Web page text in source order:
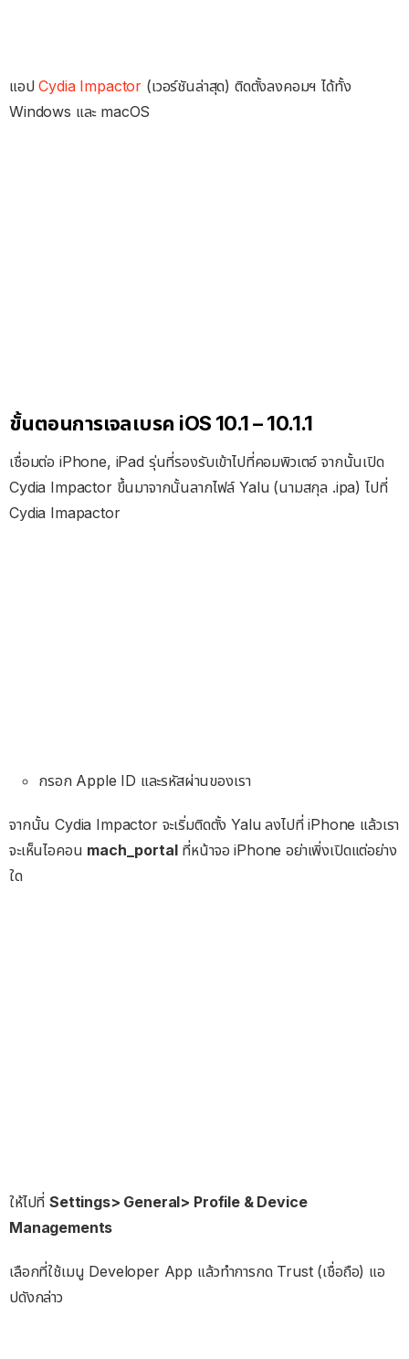
แอปCydia Impactor (เวอร์ชันล่าสุด) ติดตั้งลงคอมฯ ได้ทั้ง
Windows และ macOS
ขั้นตอนการเจลเบรค iOS 10.1 – 10.1.1
เชื่อมต่อ iPhone, iPad รุ่นที่รองรับเข้าไปที่คอมพิวเตอ์ จากนั้นเปิด
Cydia Impactor ขึ้นมาจากนั้นลากไฟล์ Yalu (นามสกุล .ipa) ไปที่
Cydia Imapactor
กรอก Apple ID และรหัสผ่านของเรา
จากนั้น Cydia Impactor จะเริ่มติดตั้ง Yalu ลงไปที่ iPhone แล้วเรา
จะเห็นไอคอน mach_portalที่หน้าจอ iPhone อย่าเพิ่งเปิดแต่อย่าง
ใด
ให้ไปที่Settings> General> Profile & Device
Managements
เลือกที่ใช้เมนู Developer App แล้วทำการกด Trust (เชื่อถือ) แอ
ปดังกล่าว